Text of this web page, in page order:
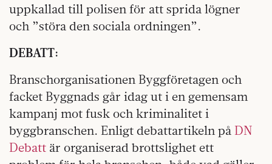
uppkallad till polisen för att sprida lögner
och ”störa den sociala ordningen”.
DEBATT:
Branschorganisationen Byggföretagen och
facket Byggnads går idag ut i en gemensam
kampanj mot fusk och kriminalitet i
byggbranschen. Enligt debattartikeln på DN
Debatt är organiserad brottslighet ett